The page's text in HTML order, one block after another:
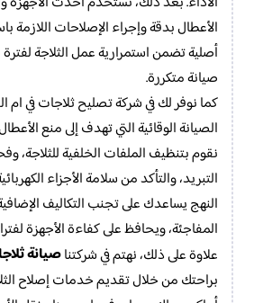
الأعطال بدقة وإجراء الإصلاحات اللازمة
أصلية تضمن استمرارية عمل الثلاجة
صيانة متكررة.
كما نوفر لك في شركة تصليح ثلاجات في ام
الصيانة الوقائية التي تهدف إلى منع
نقوم بتنظيف الملفات الخلفية
التبريد، والتأكد من سلامة الأجزاء
النهج يساعدك على تجنب التكاليف
المفاجئة، ويحافظ على كفاءة الأجهزة
علاوة على ذلك، نهتم في شركتناصيانة
براحتك من خلال تقديم خدمات إصلاح